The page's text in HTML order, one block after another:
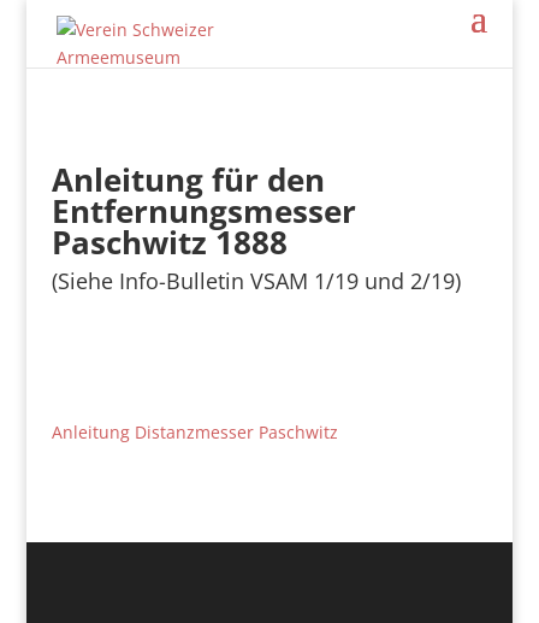
Anleitung für den
Entfernungsmesser
Paschwitz 1888
(Siehe Info-Bulletin VSAM 1/19 und 2/19)
Anleitung Distanzmesser Paschwitz